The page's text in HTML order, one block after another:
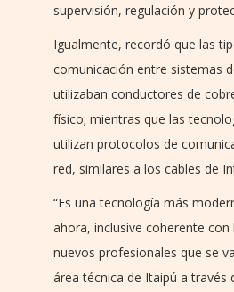
supervisión, regulación y
Igualmente, recordó que las
comunicación entre sistemas
utilizaban conductores de
físico; mientras que las
utilizan protocolos de
red, similares a los cables de
“Es una tecnología más
ahora, inclusive coherente
nuevos profesionales que se
área técnica de Itaipú a través